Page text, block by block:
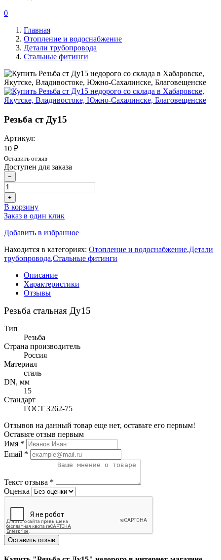
0
Главная
Отопление и водоснабжение
Детали трубопровода
Стальные фитинги
Резьба ст Ду15
Артикул:
10 ₽
Оставить отзыв
Доступен для заказа
−
+
В корзину
Заказ в один клик
Добавить в избранное
Находится в категориях: Отопление и водоснабжение,Детали
трубопровода,Стальные фитинги
Описание
Характеристики
Отзывы
Резьба стальная Ду15
Тип
Резьба
Страна производитель
Россия
Материал
сталь
DN, мм
15
Стандарт
ГОСТ 3262-75
Отзывов на данный товар еще нет, оставьте его первым!
Оставьте отзыв первым
Имя *
Email *
Текст отзыва *
Оценка
Оставить отзыв